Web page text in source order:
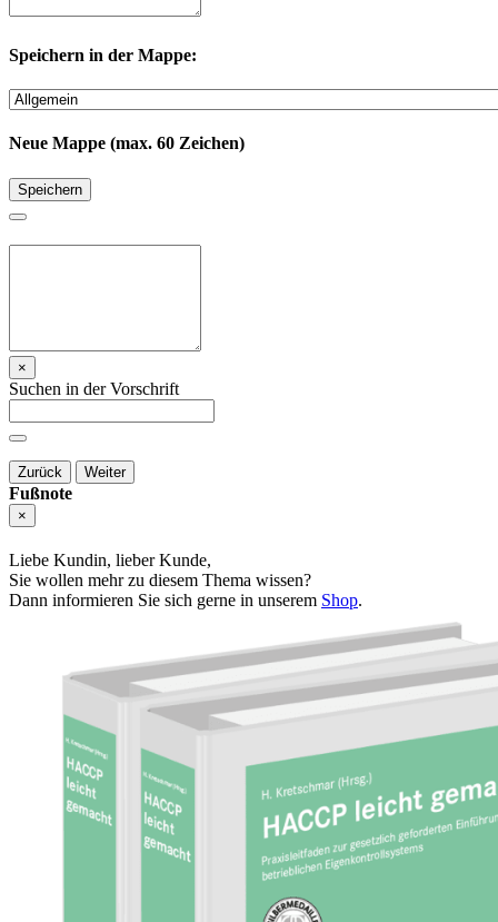
Speichern in der Mappe:
Neue Mappe (max. 60 Zeichen)
Speichern
×
Suchen in der Vorschrift
Zurück Weiter
Fußnote
×
Liebe Kundin, lieber Kunde,
Sie wollen mehr zu diesem Thema wissen?
Dann informieren Sie sich gerne in unserem Shop.